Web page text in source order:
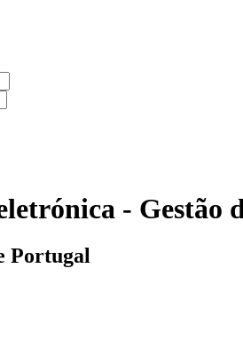
- Gestão
Portugal